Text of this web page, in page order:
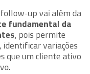
up vai além da
fundamental da
, pois permite
identificar variações
que um cliente ativo